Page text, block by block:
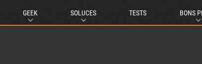
GEEK SOLUCES TESTS BONS